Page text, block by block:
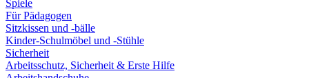
Spiele
Für Pädagogen
Sitzkissen und -bälle
Kinder-Schulmöbel und -Stühle
Sicherheit
Arbeitsschutz, Sicherheit & Erste Hilfe